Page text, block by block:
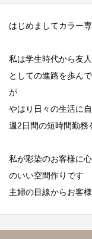
はじめましてカラー
私は学生時代から友
としての進路を歩ん
が
やはり日々の生活に
週2日間の短時間勤務
私が彩染のお客様に
のいい空間作りです
主婦の目線からお客